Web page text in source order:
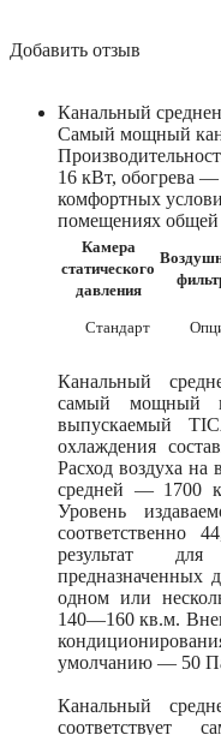
Добавить отзыв
Канальный
Самый мощный
16 кВт, обогрева —
комфортных
помещениях
Камера
статического
давления
Стандарт
Канальный
самый мощный
выпускаемый
охлаждения
Расход воздуха
средней — 1700
Уровень
результат
предназначенных
одном или
140—160 кв.м.
умолчанию — 50
Канальный
соответствует